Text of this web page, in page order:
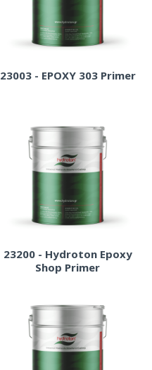
23003 - EPOXY 303 Primer
23200 - Hydroton Epoxy
Shop Primer